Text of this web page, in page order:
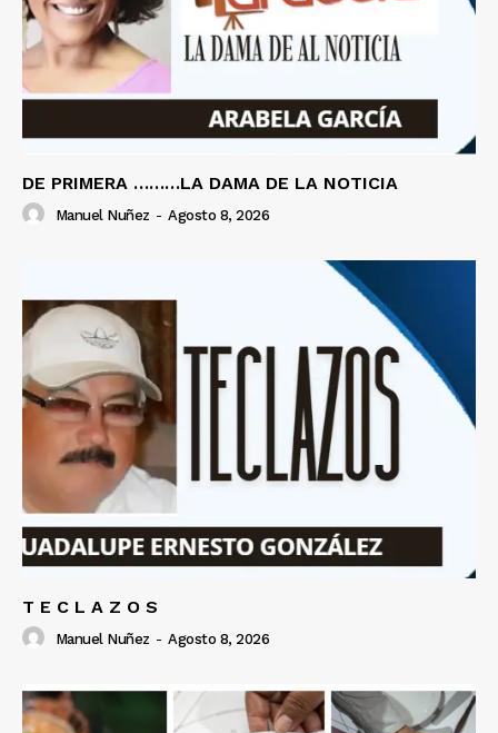
DE PRIMERA ………LA DAMA DE LA NOTICIA
Manuel Nuñez - Agosto 8, 2026
T E C L A Z O S
Manuel Nuñez - Agosto 8, 2026